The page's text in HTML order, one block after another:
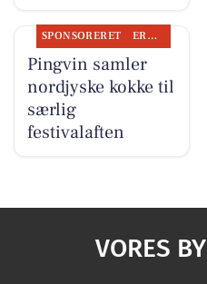
SPONSORERET ERHVERV
Pingvin samler
nordjyske kokke til
særlig
festivalaften
VORES BY